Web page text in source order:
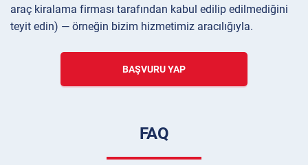
araç kiralama firması tarafından kabul edilip edilmediğini
teyit edin) — örneğin bizim hizmetimiz aracılığıyla.
BAŞVURU YAP
FAQ